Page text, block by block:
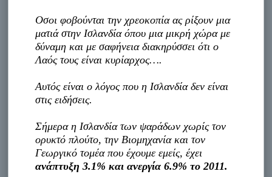
Oσοι φοβούνται την χρεοκοπία ας ρίξουν μια
ματιά στην Ισλανδία όπου μια μικρή χώρα με
δύναμη και με σαφήνεια διακηρύσσει ότι ο
Λαός τους είναι κυρίαρχος….
Αυτός είναι ο λόγος που η Ισλανδία δεν είναι
στις ειδήσεις.
Σήμερα η Ισλανδία των ψαράδων χωρίς τον
ορυκτό πλούτο, την Βιομηχανία και τον
Γεωργικό τομέα που έχουμε εμείς, έχει
ανάπτυξη 3.1% και ανεργία 6.9% το 2011.